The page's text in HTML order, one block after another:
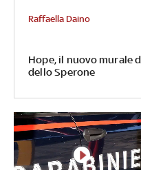
Hope, il nuovo murale
dello Sperone
Raffaella Daino